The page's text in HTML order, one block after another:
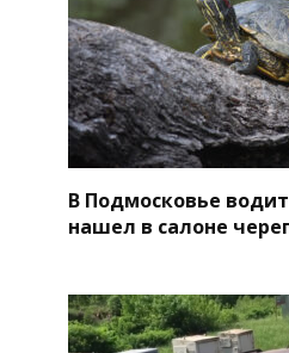
В Подмосковье
нашел в салоне